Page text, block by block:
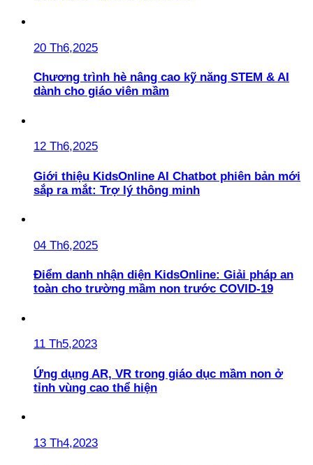
20 Th6,2025
Chương trình hè nâng cao kỹ năng STEM & AI
dành cho giáo viên mầm
12 Th6,2025
Giới thiệu KidsOnline AI Chatbot phiên bản mới
sắp ra mắt: Trợ lý thông minh
04 Th6,2025
Điểm danh nhận diện KidsOnline: Giải pháp an
toàn cho trường mầm non trước COVID-19
11 Th5,2023
Ứng dụng AR, VR trong giáo dục mầm non ở
tỉnh vùng cao thể hiện
13 Th4,2023